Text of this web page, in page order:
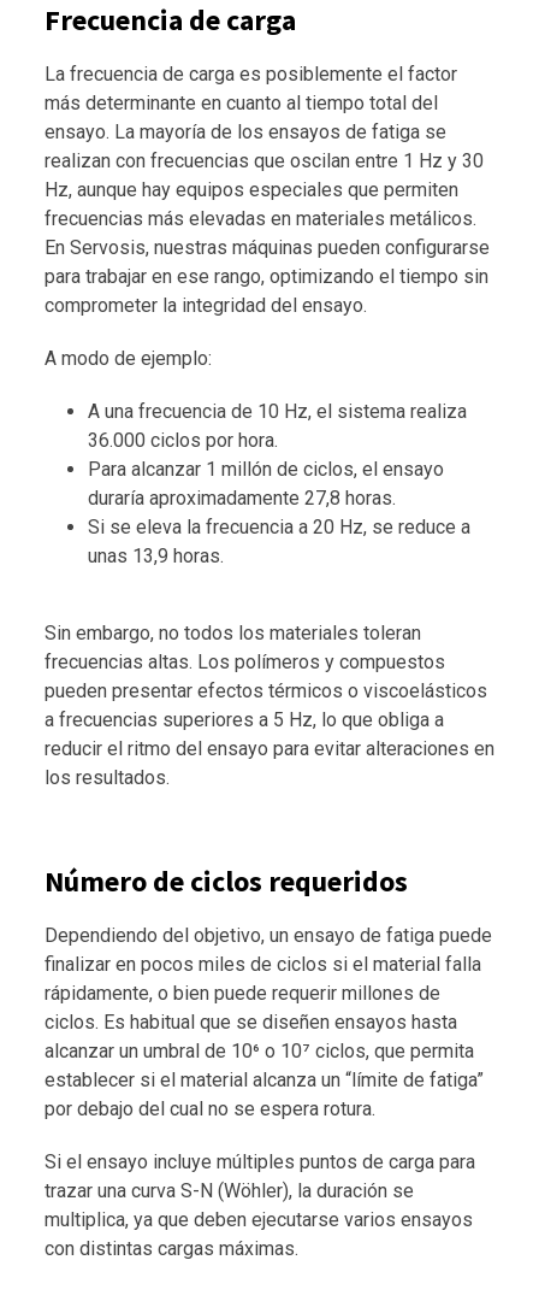
Frecuencia de carga
La frecuencia de carga es posiblemente el factor
más determinante en cuanto al tiempo total del
ensayo. La mayoría de los ensayos de fatiga se
realizan con frecuencias que oscilan entre 1 Hz y 30
Hz, aunque hay equipos especiales que permiten
frecuencias más elevadas en materiales metálicos.
En Servosis, nuestras máquinas pueden configurarse
para trabajar en ese rango, optimizando el tiempo sin
comprometer la integridad del ensayo.
A modo de ejemplo:
A una frecuencia de 10 Hz, el sistema realiza
36.000 ciclos por hora.
Para alcanzar 1 millón de ciclos, el ensayo
duraría aproximadamente 27,8 horas.
Si se eleva la frecuencia a 20 Hz, se reduce a
unas 13,9 horas.
Sin embargo, no todos los materiales toleran
frecuencias altas. Los polímeros y compuestos
pueden presentar efectos térmicos o viscoelásticos
a frecuencias superiores a 5 Hz, lo que obliga a
reducir el ritmo del ensayo para evitar alteraciones en
los resultados.
Número de ciclos requeridos
Dependiendo del objetivo, un ensayo de fatiga puede
finalizar en pocos miles de ciclos si el material falla
rápidamente, o bien puede requerir millones de
ciclos. Es habitual que se diseñen ensayos hasta
alcanzar un umbral de 10⁶ o 10⁷ ciclos, que permita
establecer si el material alcanza un “límite de fatiga”
por debajo del cual no se espera rotura.
Si el ensayo incluye múltiples puntos de carga para
trazar una curva S-N (Wöhler), la duración se
multiplica, ya que deben ejecutarse varios ensayos
con distintas cargas máximas.